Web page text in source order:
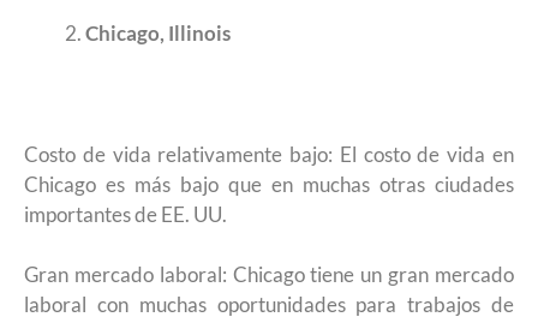
Chicago, Illinois
Costo de vida relativamente bajo: El costo de vida en
Chicago es más bajo que en muchas otras ciudades
importantes de EE. UU.
Gran mercado laboral: Chicago tiene un gran mercado
laboral con muchas oportunidades para trabajos de